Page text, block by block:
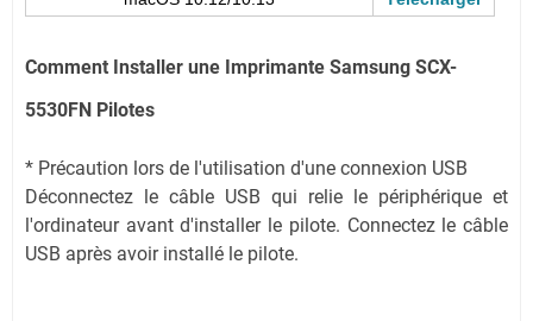
Comment Installer une Imprimante Samsung SCX-
5530FN Pilotes
* Précaution lors de l'utilisation d'une connexion USB
Déconnectez le câble USB qui relie le périphérique et
l'ordinateur avant d'installer le pilote. Connectez le câble
USB après avoir installé le pilote.